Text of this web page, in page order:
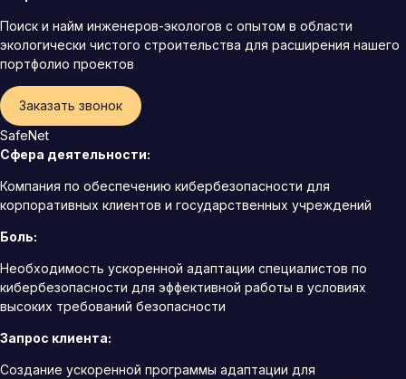
Поиск и найм инженеров-экологов с опытом в области
экологически чистого строительства для расширения нашего
портфолио проектов
Заказать звонок
SafeNet
Сфера деятельности:
Компания по обеспечению кибербезопасности для
корпоративных клиентов и государственных учреждений
Боль:
Необходимость ускоренной адаптации специалистов по
кибербезопасности для эффективной работы в условиях
высоких требований безопасности
Запрос клиента:
Создание ускоренной программы адаптации для